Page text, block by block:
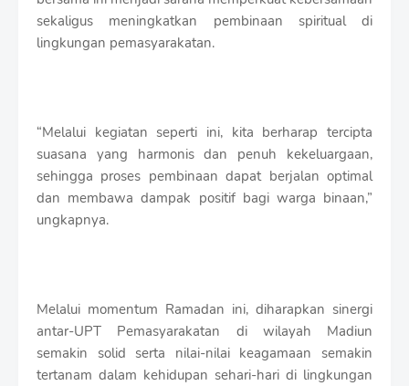
sekaligus meningkatkan pembinaan spiritual di
lingkungan pemasyarakatan.
“Melalui kegiatan seperti ini, kita berharap tercipta
suasana yang harmonis dan penuh kekeluargaan,
sehingga proses pembinaan dapat berjalan optimal
dan membawa dampak positif bagi warga binaan,”
ungkapnya.
Melalui momentum Ramadan ini, diharapkan sinergi
antar-UPT Pemasyarakatan di wilayah Madiun
semakin solid serta nilai-nilai keagamaan semakin
tertanam dalam kehidupan sehari-hari di lingkungan